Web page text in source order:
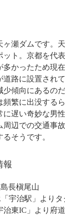
ヶ瀬ダムです。
ット。京都を代
多かったため現
路に設置されて
少傾向にあるの
頻繁に出没する
に遅い奇妙な男
周辺での交通事
そうです。
報
長槇尾山
宇治駅」よりタ
治東IC」より府